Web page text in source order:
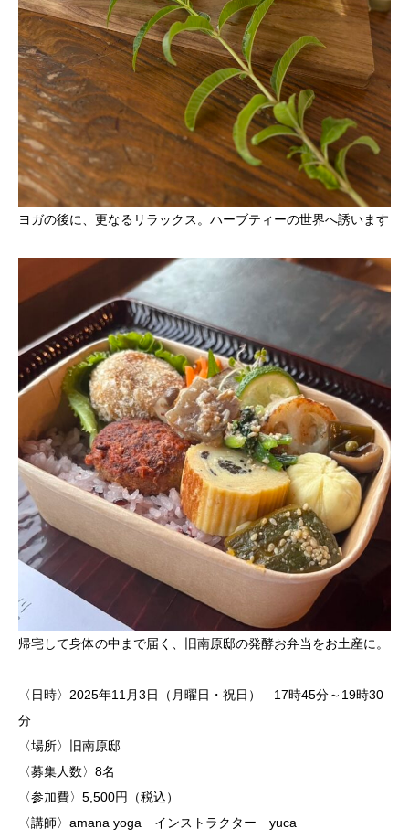
ヨガの後に、更なるリラックス。ハーブティーの世界へ誘います
帰宅して身体の中まで届く、旧南原邸の発酵お弁当をお土産に。
〈日時〉2025年11月3日（月曜日・祝日） 17時45分～19時30
分
〈場所〉旧南原邸
〈募集人数〉8名
〈参加費〉5,500円（税込）
〈講師〉amana yoga インストラクター yuca